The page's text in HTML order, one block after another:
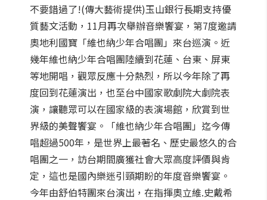
不要錯過了!(傳大藝術提供)玉山銀行長期支持優
質藝文活動，11月再次舉辦音樂饗宴，第7度邀請
奧地利國寶「維也納少年合唱團」來台巡演。近
幾年維也納少年合唱團陸續到花蓮、台東、屏東
等地開唱，觀眾反應十分熱烈，所以今年除了再
度回到花蓮演出，也至台中國家歌劇院大劇院表
演，讓聽眾可以在國家級的表演場館，欣賞到世
界級的美聲饗宴。「維也納少年合唱團」迄今傳
唱超過500年，是世界上最著名、歷史最悠久的合
唱團之一，訪台期間廣獲社會大眾高度評價與肯
定，這也是國內樂迷引頸期盼的年度音樂饗宴。
今年由舒伯特團來台演出，在指揮奧立維.史戴希